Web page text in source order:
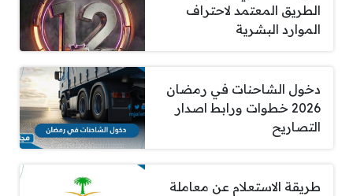
الطريق المعتمد لاحتراف
الموارد البشرية
دخول الشاحنات في رمضان
2026 خطوات ورابط اصدار
التصاريح
طريقة الاستعلام عن معاملة